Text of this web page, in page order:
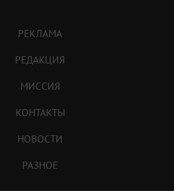
РЕКЛАМА
РЕДАКЦИЯ
МИССИЯ
КОНТАКТЫ
НОВОСТИ
РАЗНОЕ